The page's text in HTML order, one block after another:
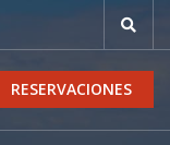
RESERVACIONES